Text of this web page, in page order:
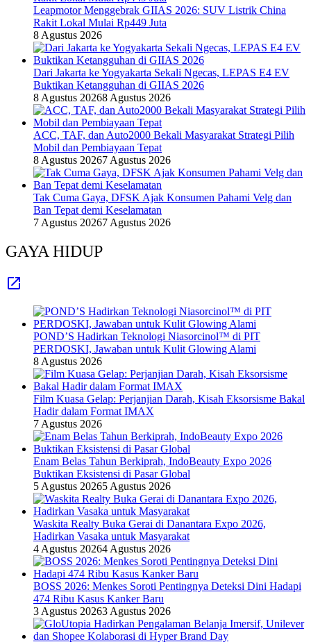
Leapmotor Menggebrak GIIAS 2026: SUV Listrik China
Rakit Lokal Mulai Rp449 Juta
8 Agustus 2026
Dari Jakarta ke Yogyakarta Sekali Ngecas, LEPAS E4 EV
Buktikan Ketangguhan di GIIAS 2026
8 Agustus 20268 Agustus 2026
ACC, TAF, dan Auto2000 Bekali Masyarakat Strategi Pilih
Mobil dan Pembiayaan Tepat
8 Agustus 20267 Agustus 2026
Tak Cuma Gaya, DFSK Ajak Konsumen Pahami Velg dan
Ban Tepat demi Keselamatan
7 Agustus 20267 Agustus 2026
GAYA HIDUP
POND’S Hadirkan Teknologi Niasorcinol™ di PIT
PERDOSKI, Jawaban untuk Kulit Glowing Alami
8 Agustus 2026
Film Kuasa Gelap: Perjanjian Darah, Kisah Eksorsisme Bakal
Hadir dalam Format IMAX
7 Agustus 2026
Enam Belas Tahun Berkiprah, IndoBeauty Expo 2026
Buktikan Eksistensi di Pasar Global
5 Agustus 20265 Agustus 2026
Waskita Realty Buka Gerai di Danantara Expo 2026,
Hadirkan Vasaka untuk Masyarakat
4 Agustus 20264 Agustus 2026
BOSS 2026: Menkes Soroti Pentingnya Deteksi Dini Hadapi
474 Ribu Kasus Kanker Baru
3 Agustus 20263 Agustus 2026